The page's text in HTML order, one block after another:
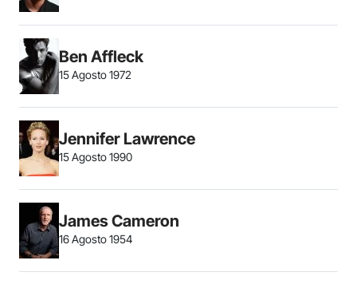
Ben Affleck
15 Agosto 1972
Jennifer Lawrence
15 Agosto 1990
James Cameron
16 Agosto 1954